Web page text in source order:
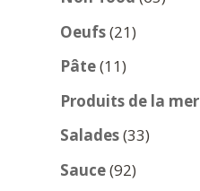
Oeufs 2121
Pâte 1111
produits
Produits de la mer
Salades 3333
Sauce 9292